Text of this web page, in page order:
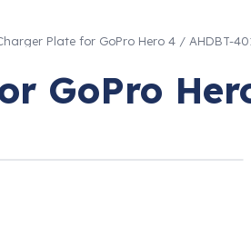
Plate for GoPro Hero 4 / AHDBT-
GoPro
›